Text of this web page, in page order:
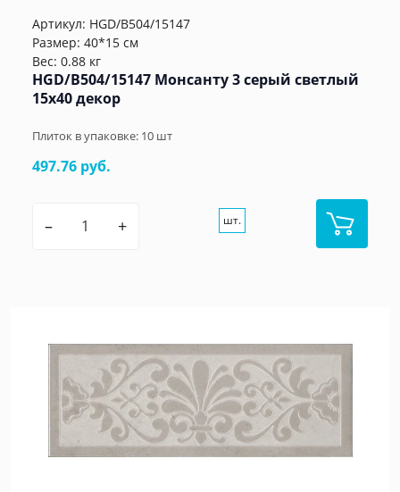
Артикул: HGD/B504/15147
Размер: 40*15 см
Вес: 0.88 кг
HGD/B504/15147 Монсанту 3 серый светлый
15х40 декор
Плиток в упаковке: 10 шт
497.76 руб.
– + шт.